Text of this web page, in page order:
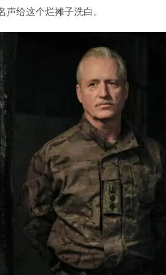
给这个烂摊子洗白。